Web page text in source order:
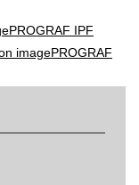
IPF
imagePROGRAF